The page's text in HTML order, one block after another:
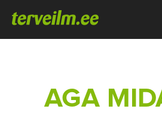
AGA